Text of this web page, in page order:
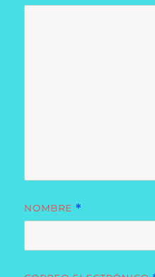
NOMBRE *